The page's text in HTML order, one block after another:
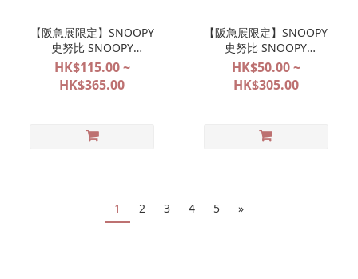
【阪急展限定】SNOOPY
史努比 SNOOPY
FESTIVAL
POP&SURPRISE 大阪限定
系列代購
HK$115.00 ~
HK$365.00
【阪急展限定】SNOOPY
史努比 SNOOPY
FESTIVAL
POP&SURPRISE 大阪限定
系列代購
HK$50.00 ~
HK$305.00
1 2 3 4 5 »